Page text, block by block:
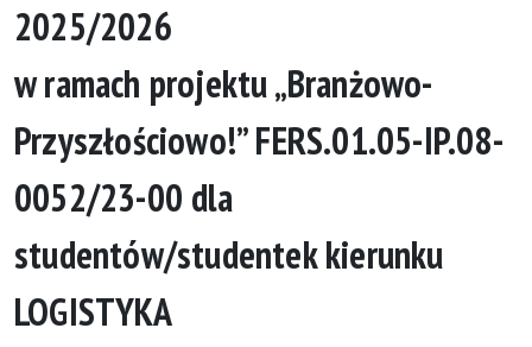
2025/2026
w ramach projektu „Branżowo-
Przyszłościowo!” FERS.01.05-IP.08-
0052/23-00 dla
studentów/studentek kierunku
LOGISTYKA